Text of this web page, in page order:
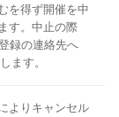
を得ず開催を中
す。中止の際
録の連絡先へ
ます。
よりキャンセル